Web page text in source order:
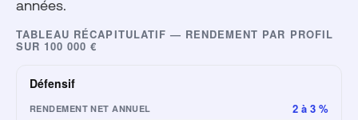
années.
TABLEAU RÉCAPITULATIF — RENDEMENT PAR PROFIL
SUR 100 000 €
Défensif
RENDEMENT NET ANNUEL 2 à 3 %